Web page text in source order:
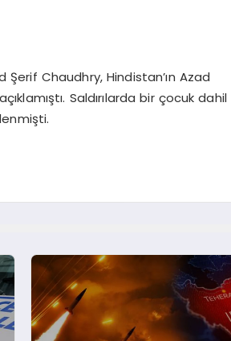
Chaudhry, Hindistan’ın Azad
Saldırılarda bir çocuk dahil